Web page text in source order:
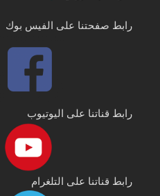
رابط صفحتنا على الفيس بوك
رابط قناتنا على اليوتيوب
رابط قناتنا على التلغرام